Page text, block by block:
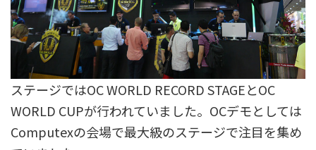
ステージではOC WORLD RECORD STAGEとOC
WORLD CUPが行われていました。OCデモとしては
Computexの会場で最大級のステージで注目を集め